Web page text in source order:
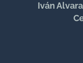
Iván